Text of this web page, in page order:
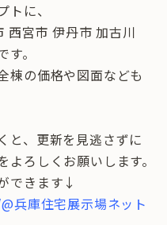
に、
西宮市 伊丹市 加古川
。
棟の価格や図面なども
と、更新を見逃さずに
ろしくお願いします。
できます↓
庫住宅展示場ネット